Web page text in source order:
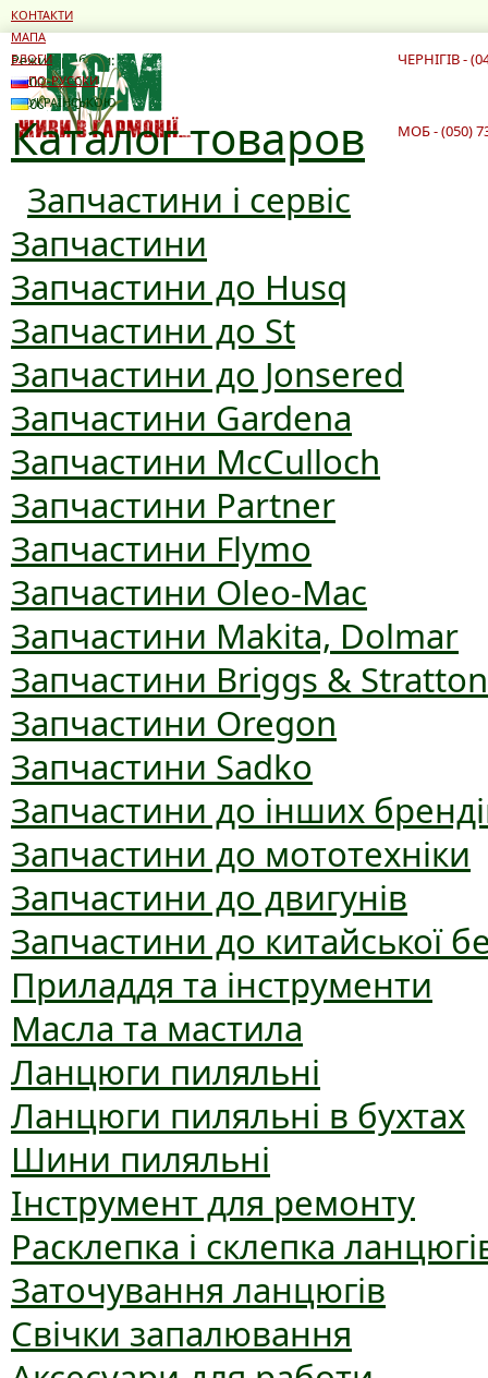
Режим роботи:
10:00 - 19:00
10:00 - 16:00
ЧЕРНІГІВ -
Каталог товаров
Запчастини і сервіс
Запчастини
Запчастини до Husq
Запчастини до St
Запчастини до Jonsered
Запчастини Gardena
Запчастини McCulloch
Запчастини Partner
Запчастини Flymo
Запчастини Oleo-Mac
Запчастини Makita, Dolmar
Запчастини Briggs & Stratton
Запчастини Oregon
Запчастини Sadko
Запчастини до інших
Запчастини до мототехніки
Запчастини до двигунів
Запчастини до китайської
Приладдя та інструменти
Масла та мастила
Ланцюги пиляльні
Ланцюги пиляльні в бухтах
Шини пиляльні
Інструмент для ремонту
Расклепка і склепка
Заточування ланцюгів
Свічки запалювання
МОБ - (050)
КОНТАКТИ
МАПА
БЛОГИ
ПО-РУССКИ
УКРАЇНСЬКОЮ